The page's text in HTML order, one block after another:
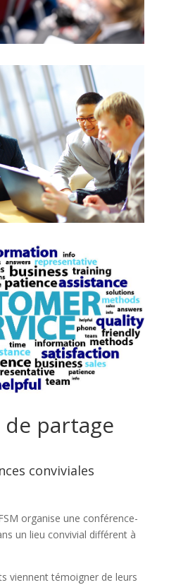
partage
conviviales
organise une conférence-
un lieu convivial différent à
viennent témoigner de leurs